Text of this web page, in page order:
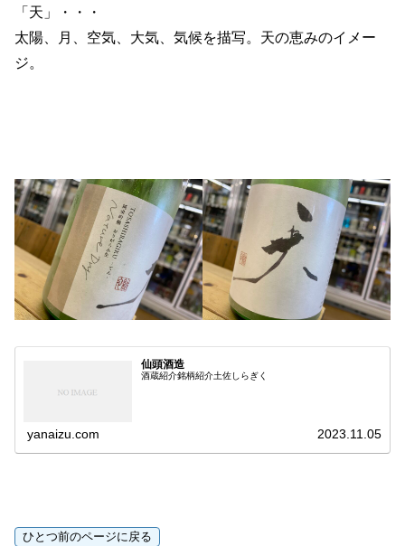
「天」・・・
太陽、月、空気、大気、気候を描写。天の恵みのイメー
ジ。
仙頭酒造
酒蔵紹介銘柄紹介土佐しらぎく
yanaizu.com 2023.11.05